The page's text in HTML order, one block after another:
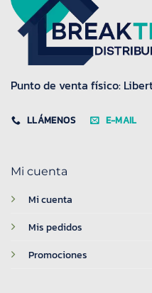
Punto de venta físico:
LLÁMENOS E-MAIL
Mi cuenta
Mi cuenta
Mis pedidos
Promociones